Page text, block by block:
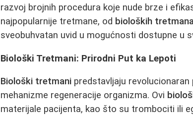
razvoj brojnih procedura koje nude brze i
najpopularnije tretmane, od bioloških
sveobuhvatan uvid u mogućnosti dostupne u
Biološki Tretmani: Prirodni Put ka Lepoti
Biološki tretmani predstavljaju
mehanizme regeneracije organizma. Ovi
materijale pacijenta, kao što su trombociti ili